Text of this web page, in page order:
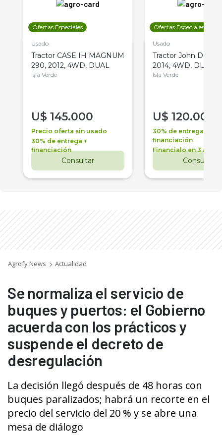
Ofertas Especiales
Usado
Tractor CASE IH MAGNUM
290, 2012, 4WD, DUAL
Isla Verde
U$ 145.000
Precio oferta sin usado
30% de entrega +
financiación
Consultar
Ofertas Especiales
Usado
Tractor John Deere
2014, 4WD, DUAL
Isla Verde
U$ 120.000
30% de entrega +
financiación
Financialo en 3 años
Consultar
Agrofy News Actualidad
Se normaliza el servicio de
buques y puertos: el Gobierno
acuerda con los prácticos y
suspende el decreto de
desregulación
La decisión llegó después de 48 horas con
buques paralizados; habrá un recorte en el
precio del servicio del 20 % y se abre una
mesa de diálogo